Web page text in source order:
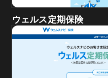
ウェルス定期保険